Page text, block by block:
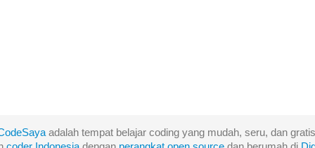
adalah tempat belajar coding yang mudah, seru, dan